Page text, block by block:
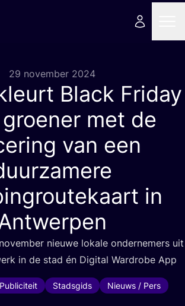
29 november 2024
Black Friday
met de
van een
in
novem­ber nieu­we loka­le onder­ne­mers uit
in de stad én Digi­tal Ward­ro­be App
Stadsgids Nieuws / Pers